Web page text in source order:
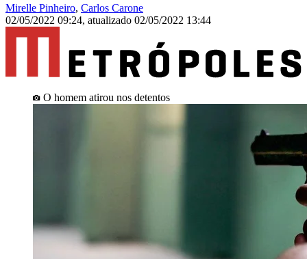
Mirelle Pinheiro, Carlos Carone
02/05/2022 09:24, atualizado 02/05/2022 13:44
O homem atirou nos detentos